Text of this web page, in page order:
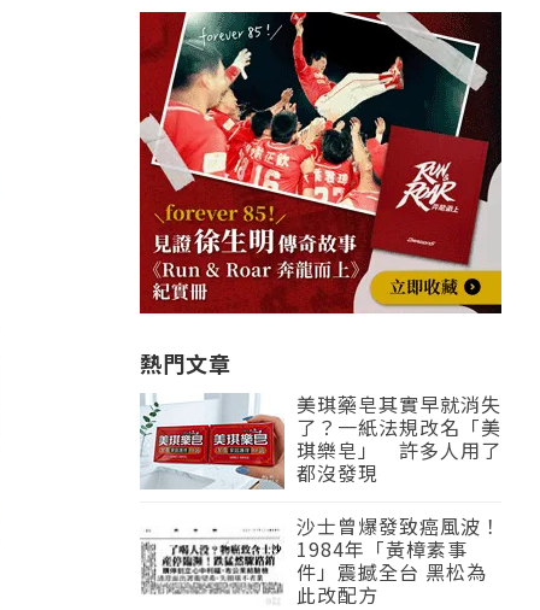
熱門文章
美琪藥皂其實早就消失
了？一紙法規改名「美
琪樂皂」 許多人用了
都沒發現
沙士曾爆發致癌風波！
1984年「黃樟素事
件」震撼全台 黑松為
此改配方